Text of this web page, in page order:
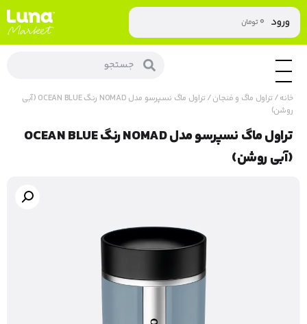
ورود ۰تومان
خانه/تراول ماگ و فنجان
/ تراول ماگ نسپرسو مدل NOMAD رنگ OCEAN BLUE (آبی
روشن)
تراول ماگ نسپرسو مدل NOMAD رنگ OCEAN BLUE
(آبی روشن)